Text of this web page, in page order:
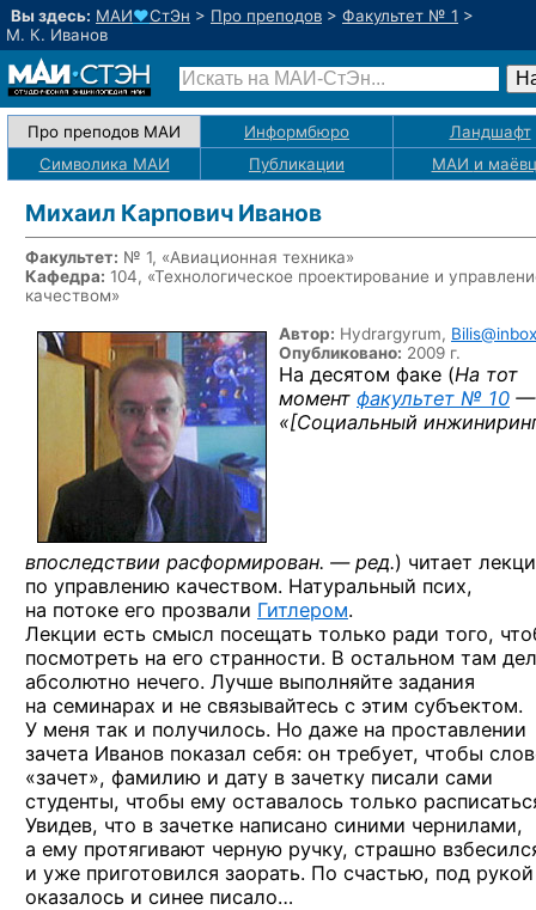
Вы здесь: МАИ♥СтЭн > Про преподов > Факультет № 1 >
М. К. Иванов
Про преподов МАИ Информбюро
Ландшафт
Символика МАИ
Публикации МАИ и
Михаил Карпович Иванов
Факультет: № 1, «Авиационная техника»
Кафедра: 104, «Технологическое проектирование и
качеством»
Автор: Hydrargyrum,
Опубликовано: 2009 г.
На десятом факе (На тот
момент факультет № 10 —
«[Социальный
впоследствии расформирован. — ред.) читает
по управлению качеством. Натуральный псих,
на потоке его прозвали Гитлером.
Лекции есть смысл посещать только ради того,
посмотреть на его странности. В остальном там
абсолютно нечего. Лучше выполняйте задания
на семинарах и не связывайтесь с этим субъектом.
У меня так и получилось. Но даже на проставлении
зачета Иванов показал себя: он требует, чтобы
«зачет», фамилию и дату в зачетку писали сами
студенты, чтобы ему оставалось только
Увидев, что в зачетке написано синими чернилами,
а ему протягивают черную ручку, страшно
и уже приготовился заорать. По счастью, под рукой
оказалось и синее писало…